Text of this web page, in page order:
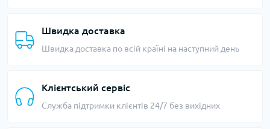
Швидка доставка
Швидка доставка по всій країні на наступний день
Клієнтський сервіс
Служба підтримки клієнтів 24/7 без вихідних